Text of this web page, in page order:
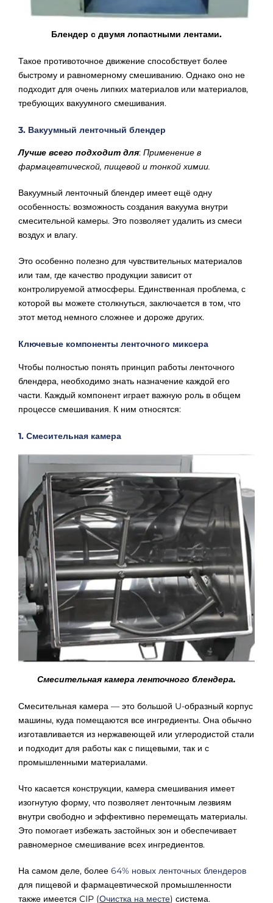
Блендер с двумя лопастными лентами.
Такое противоточное движение способствует более
быстрому и равномерному смешиванию. Однако оно не
подходит для очень липких материалов или материалов,
требующих вакуумного смешивания.
3. Вакуумный ленточный блендер
Лучше всего подходит для: Применение в
фармацевтической, пищевой и тонкой химии.
Вакуумный ленточный блендер имеет ещё одну
особенность: возможность создания вакуума внутри
смесительной камеры. Это позволяет удалить из смеси
воздух и влагу.
Это особенно полезно для чувствительных материалов
или там, где качество продукции зависит от
контролируемой атмосферы. Единственная проблема, с
которой вы можете столкнуться, заключается в том, что
этот метод немного сложнее и дороже других.
Ключевые компоненты ленточного миксера
Чтобы полностью понять принцип работы ленточного
блендера, необходимо знать назначение каждой его
части. Каждый компонент играет важную роль в общем
процессе смешивания. К ним относятся:
1. Смесительная камера
Смесительная камера ленточного блендера.
Смесительная камера — это большой U-образный корпус
машины, куда помещаются все ингредиенты. Она обычно
изготавливается из нержавеющей или углеродистой стали
и подходит для работы как с пищевыми, так и с
промышленными материалами.
Что касается конструкции, камера смешивания имеет
изогнутую форму, что позволяет ленточным лезвиям
внутри свободно и эффективно перемещать материалы.
Это помогает избежать застойных зон и обеспечивает
равномерное смешивание всех ингредиентов.
На самом деле, более 64% новых ленточных блендеров
для пищевой и фармацевтической промышленности
также имеется CIP (Очистка на месте) система.